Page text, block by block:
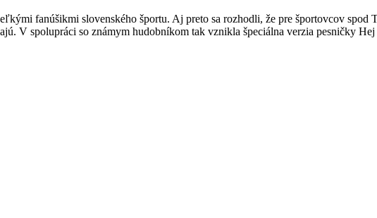
fanúšikmi slovenského športu. Aj preto sa rozhodli, že pre športovcov
V spolupráci so známym hudobníkom tak vznikla špeciálna verzia pesničky